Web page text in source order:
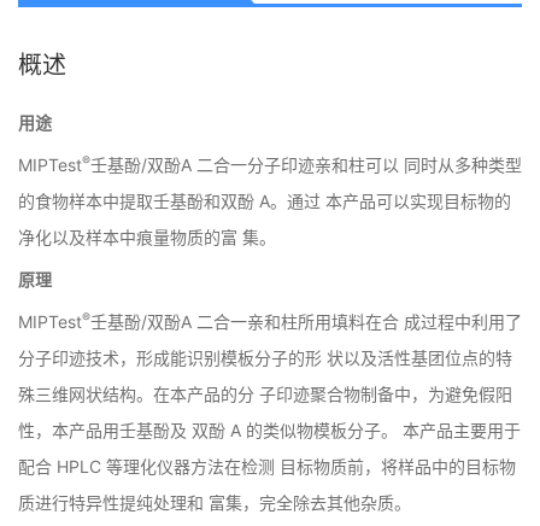
概述
用途
MIPTest®壬基酚/双酚A 二合一分子印迹亲和柱可以 同时从多种类型
的食物样本中提取壬基酚和双酚 A。通过 本产品可以实现目标物的
净化以及样本中痕量物质的富 集。
原理
MIPTest®壬基酚/双酚A 二合一亲和柱所用填料在合 成过程中利用了
分子印迹技术，形成能识别模板分子的形 状以及活性基团位点的特
殊三维网状结构。在本产品的分 子印迹聚合物制备中，为避免假阳
性，本产品用壬基酚及 双酚 A 的类似物模板分子。 本产品主要用于
配合 HPLC 等理化仪器方法在检测 目标物质前，将样品中的目标物
质进行特异性提纯处理和 富集，完全除去其他杂质。